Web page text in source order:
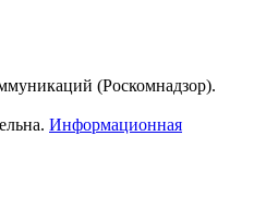
(Роскомнадзор).
Информационная